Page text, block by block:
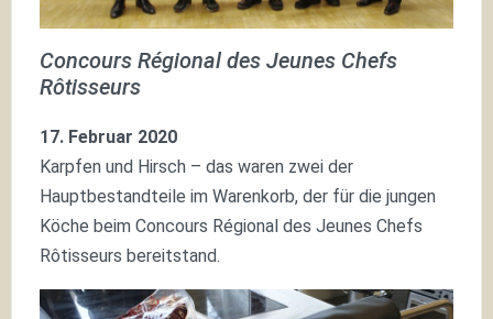
Concours Régional des Jeunes Chefs
Rôtisseurs
17. Februar 2020
Karpfen und Hirsch – das waren zwei der
Hauptbestandteile im Warenkorb, der für die jungen
Köche beim Concours Régional des Jeunes Chefs
Rôtisseurs bereitstand.